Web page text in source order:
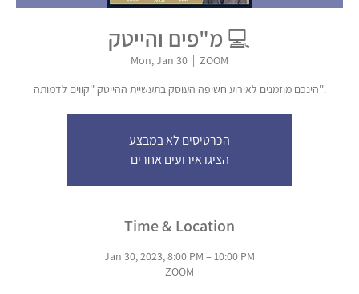
מ"פים והייטק 💻
Mon, Jan 30
  |
ZOOM
הכרטיסים לא במבצע
הציגו אירועים אחרים
Time & Location
Jan 30, 2023, 8:00 PM – 10:00 PM
ZOOM